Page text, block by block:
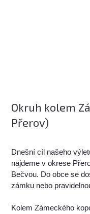
Okruh kolem
Přerov)
Dnešní cíl našeho
najdeme v okrese
Bečvou. Do obce se
zámku nebo
Kolem Zámeckého